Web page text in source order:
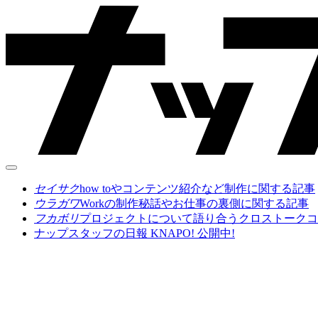
セイサクhow toやコンテンツ紹介など制作に関する記事
ウラガワWorkの制作秘話やお仕事の裏側に関する記事
フカボリプロジェクトについて語り合うクロストーク
ナップスタッフの日報 KNAPO! 公開中!